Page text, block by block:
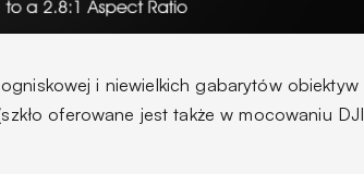
i niewielkich gabarytów obiektyw
oferowane jest także w mocowaniu DJI